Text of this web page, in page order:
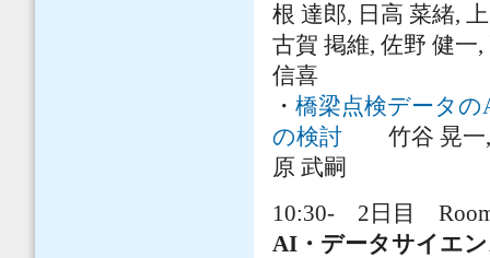
根 達郎, 日高 菜緒,
古賀 掲維, 佐野 健一
信喜
・ 橋梁点検データ
の検討 竹谷 晃一,
原 武嗣
10:30- 2日目
AI・データサイエ